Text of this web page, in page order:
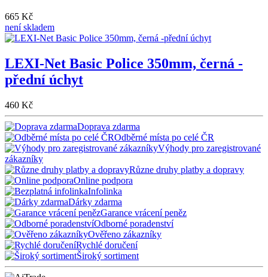
665 Kč
není skladem
LEXI-Net Basic Police 350mm, černá -
přední úchyt
460 Kč
Doprava zdarma
Odběrné místa po celé ČR
Výhody pro zaregistrované
zákazníky
Různe druhy platby a dopravy
Online podpora
Infolinka
Dárky zdarma
Garance vrácení peněz
Odborné poradenství
Ověřeno zákazníky
Rychlé doručení
Široký sortiment